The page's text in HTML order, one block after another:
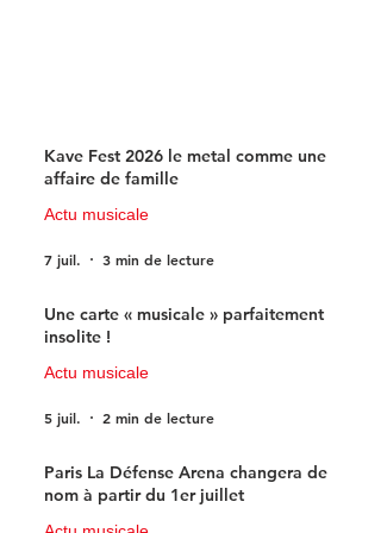
Kave Fest 2026 le metal comme une
affaire de famille
Actu musicale
7 juil. 3 min de lecture
Une carte « musicale » parfaitement
insolite !
Actu musicale
5 juil. 2 min de lecture
Paris La Défense Arena changera de
nom à partir du 1er juillet